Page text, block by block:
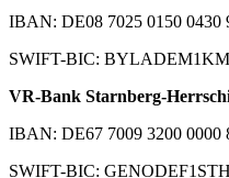
IBAN: DE08 7025 0150 0430
SWIFT-BIC:
VR-Bank Starnberg-
IBAN: DE67 7009 3200 0000
SWIFT-BIC: GENODEF1STH